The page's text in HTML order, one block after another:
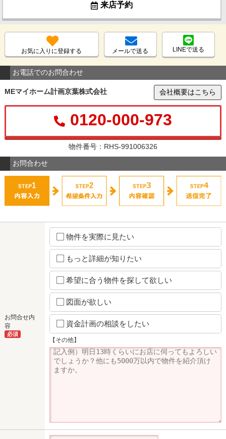
来店予約
お気に入りに登録する メールで送る LINEで送る
お電話でのお問合わせ
MEマイホーム計画京葉株式会社 会社概要はこちら
0120-000-973
物件番号：RHS-991006326
お問合わせ
お問合せ内
容
必須
物件を実際に見たい
もっと詳細が知りたい
希望に合う物件を探して欲しい
図面が欲しい
資金計画の相談をしたい
【その他】